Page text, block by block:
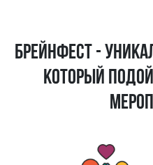
БРЕЙНФЕСТ -
КОТОРЫЙ